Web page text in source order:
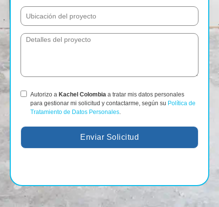
Autorizo a Kachel Colombia a tratar mis datos personales
para gestionar mi solicitud y contactarme, según su Política de
Tratamiento de Datos Personales
Enviar Solicitud